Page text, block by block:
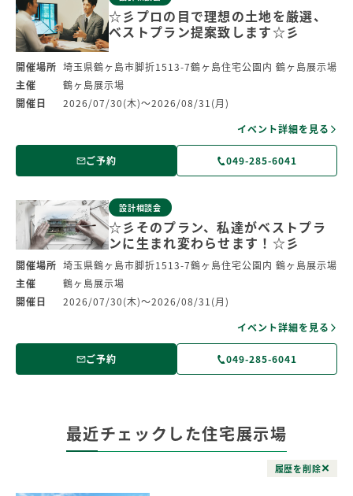
☆彡プロの目で理想の土地を厳選、
ベストプラン提案致します☆彡
開催場所 埼玉県鶴ヶ島市脚折1513-7鶴ヶ島住宅公園内 鶴ヶ島展示場
主催
鶴ヶ島展示場
開催日
2026/07/30(木)～2026/08/31(月)
イベント詳細を見る
ご予約 049-285-6041
設計相談会
☆彡そのプラン、私達がベストプラ
ンに生まれ変わらせます！☆彡
開催場所 埼玉県鶴ヶ島市脚折1513-7鶴ヶ島住宅公園内 鶴ヶ島展示場
主催
鶴ヶ島展示場
開催日
2026/07/30(木)～2026/08/31(月)
イベント詳細を見る
ご予約 049-285-6041
最近チェックした住宅展示場
履歴を削除